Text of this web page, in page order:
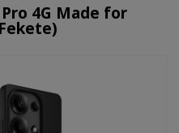
4G Made for